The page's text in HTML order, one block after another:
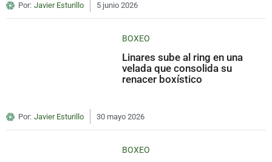
Por: Javier Esturillo 5 junio 2026
BOXEO
Linares sube al ring en una
velada que consolida su
renacer boxístico
Por: Javier Esturillo 30 mayo 2026
BOXEO